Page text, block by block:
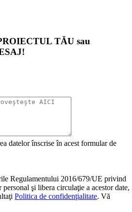
TĂU sau
datelor înscrise în acest formular de
Regulamentului 2016/679/UE privind
şi libera circulaţie a acestor date,
Politica de confidenţialitate. Vă